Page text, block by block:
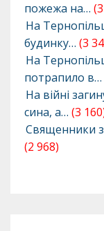
пожежа на…
На
будинку… (3
На
потрапило в…
На війні
сина, а… (3
Священники
(2 968)